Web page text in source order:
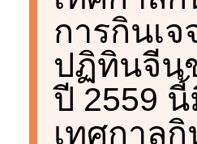
การกินเ
ปฏิทินจีน
ปี 2559 นี้
เทศกาลกิ